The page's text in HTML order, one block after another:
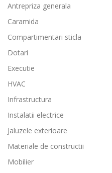
r
t
i
c
o
l
Antrepriza generala
Caramida
Compartimentari sticla
Dotari
Executie
HVAC
Infrastructura
Instalatii electrice
Jaluzele exterioare
Materiale de constructii
Mobilier